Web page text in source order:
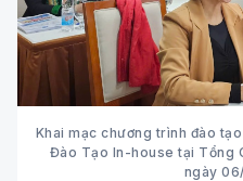
Khai mạc chương trình đào
Đào Tạo In-house tại Tổng
ngày